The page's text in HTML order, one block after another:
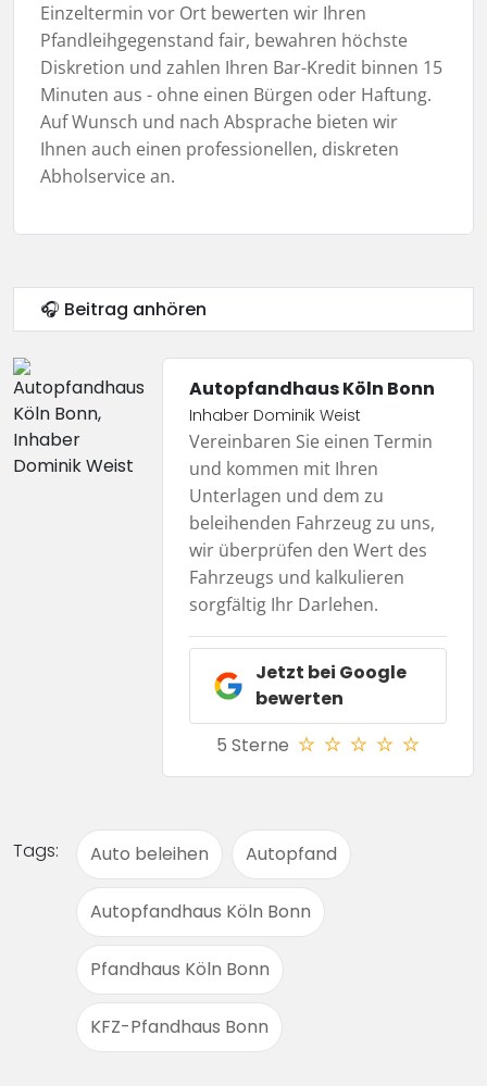
Einzeltermin vor Ort bewerten wir Ihren
Pfandleihgegenstand fair, bewahren höchste
Diskretion und zahlen Ihren Bar-Kredit binnen 15
Minuten aus - ohne einen Bürgen oder Haftung.
Auf Wunsch und nach Absprache bieten wir
Ihnen auch einen professionellen, diskreten
Abholservice an.
🎧 Beitrag anhören
Autopfandhaus Köln Bonn
Inhaber Dominik Weist
Vereinbaren Sie einen Termin
und kommen mit Ihren
Unterlagen und dem zu
beleihenden Fahrzeug zu uns,
wir überprüfen den Wert des
Fahrzeugs und kalkulieren
sorgfältig Ihr Darlehen.
Jetzt bei Google
bewerten
5 Sterne
Tags: Auto beleihen Autopfand
Autopfandhaus Köln Bonn
Pfandhaus Köln Bonn
KFZ-Pfandhaus Bonn